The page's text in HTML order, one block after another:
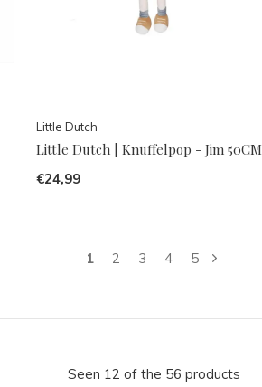
Little Dutch
Little Dutch | Knuffelpop - Jim 50CM
€24,99
1 2 3 4 5
Seen 12 of the 56 products